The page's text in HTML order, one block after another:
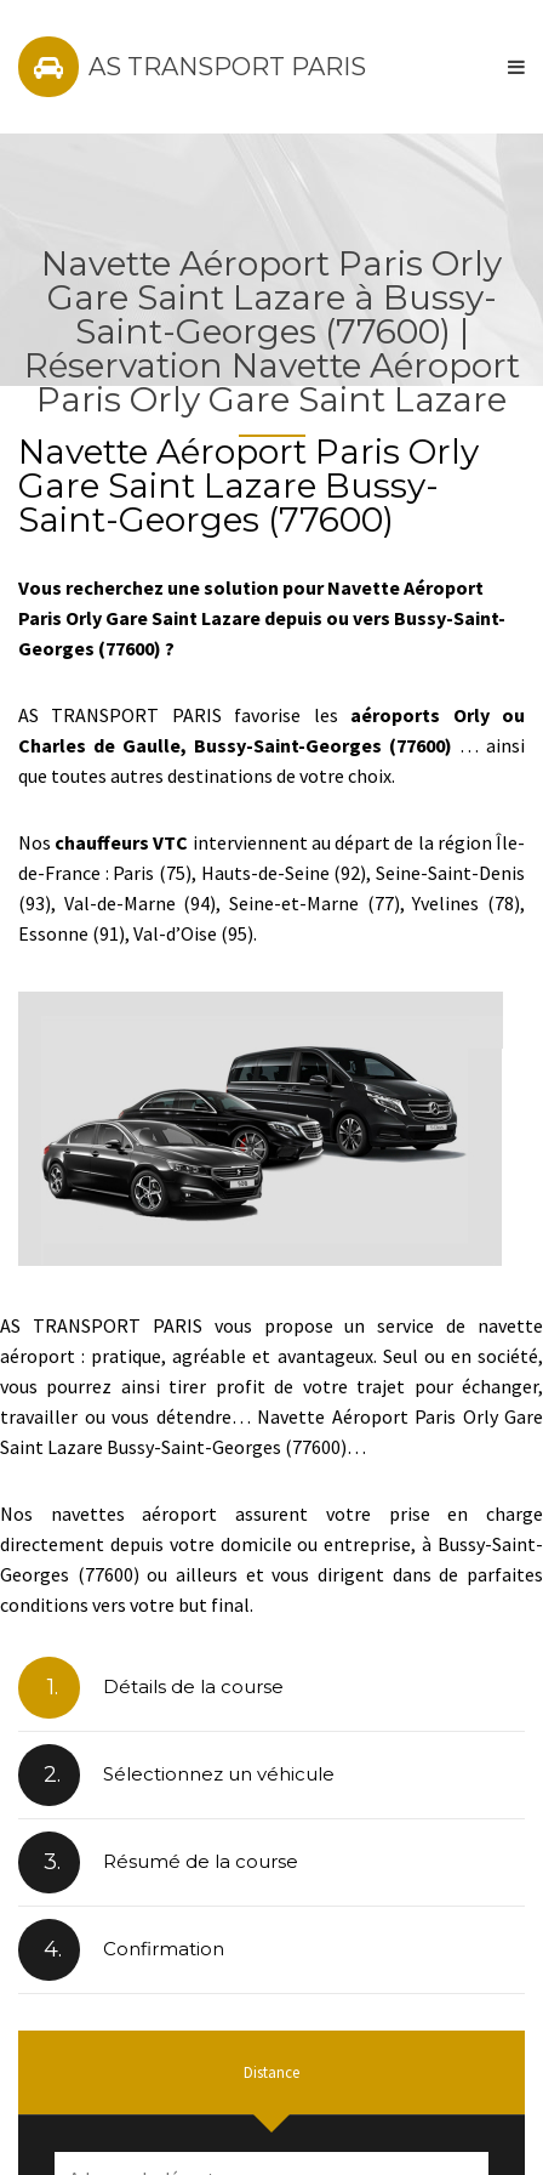
AS TRANSPORT PARIS
Navette Aéroport Paris Orly
Gare Saint Lazare à Bussy-
Saint-Georges (77600) |
Réservation Navette Aéroport
Paris Orly Gare Saint Lazare
Navette Aéroport Paris Orly
Gare Saint Lazare Bussy-
Saint-Georges (77600)
Vous recherchez une solution pour Navette Aéroport
Paris Orly Gare Saint Lazare depuis ou vers Bussy-Saint-
Georges (77600) ?
AS TRANSPORT PARIS favorise les aéroports Orly ou
Charles de Gaulle, Bussy-Saint-Georges (77600) … ainsi
que toutes autres destinations de votre choix.
Nos chauffeurs VTC interviennent au départ de la région Île-
de-France : Paris (75), Hauts-de-Seine (92), Seine-Saint-Denis
(93), Val-de-Marne (94), Seine-et-Marne (77), Yvelines (78),
Essonne (91), Val-d’Oise (95).
AS TRANSPORT PARIS vous propose un service de navette
aéroport : pratique, agréable et avantageux. Seul ou en société,
vous pourrez ainsi tirer profit de votre trajet pour échanger,
travailler ou vous détendre… Navette Aéroport Paris Orly Gare
Saint Lazare Bussy-Saint-Georges (77600)…
Nos navettes aéroport assurent votre prise en charge
directement depuis votre domicile ou entreprise, à Bussy-Saint-
Georges (77600) ou ailleurs et vous dirigent dans de parfaites
conditions vers votre but final.
1. Détails de la course
2. Sélectionnez un véhicule
3. Résumé de la course
4. Confirmation
Distance